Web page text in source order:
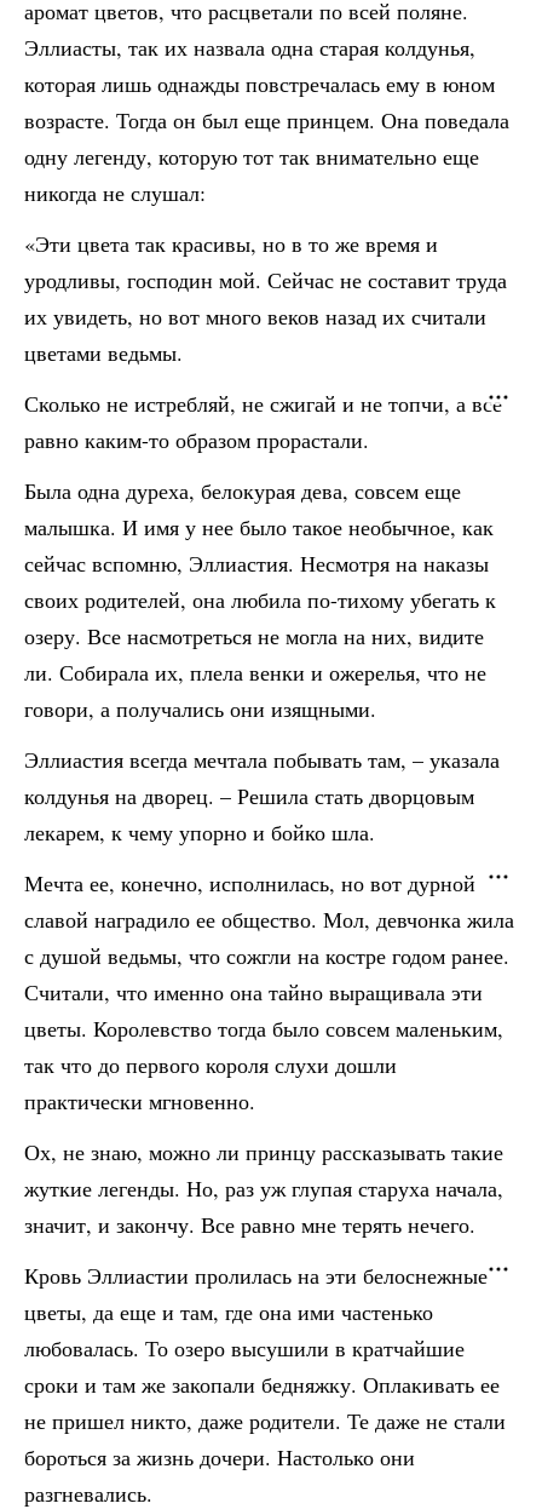
аромат цветов, что расцветали по всей поляне.
Эллиасты, так их назвала одна старая колдунья,
которая лишь однажды повстречалась ему в юном
возрасте. Тогда он был еще принцем. Она поведала
одну легенду, которую тот так внимательно еще
никогда не слушал:
«Эти цвета так красивы, но в то же время и
уродливы, господин мой. Сейчас не составит труда
их увидеть, но вот много веков назад их считали
цветами ведьмы.
Сколько не истребляй, не сжигай и не топчи, а все
равно каким-то образом прорастали.
Была одна дуреха, белокурая дева, совсем еще
малышка. И имя у нее было такое необычное, как
сейчас вспомню, Эллиастия. Несмотря на наказы
своих родителей, она любила по-тихому убегать к
озеру. Все насмотреться не могла на них, видите
ли. Собирала их, плела венки и ожерелья, что не
говори, а получались они изящными.
Эллиастия всегда мечтала побывать там, – указала
колдунья на дворец. – Решила стать дворцовым
лекарем, к чему упорно и бойко шла.
Мечта ее, конечно, исполнилась, но вот дурной
славой наградило ее общество. Мол, девчонка жила
с душой ведьмы, что сожгли на костре годом ранее.
Считали, что именно она тайно выращивала эти
цветы. Королевство тогда было совсем маленьким,
так что до первого короля слухи дошли
практически мгновенно.
Ох, не знаю, можно ли принцу рассказывать такие
жуткие легенды. Но, раз уж глупая старуха начала,
значит, и закончу. Все равно мне терять нечего.
Кровь Эллиастии пролилась на эти белоснежные
цветы, да еще и там, где она ими частенько
любовалась. То озеро высушили в кратчайшие
сроки и там же закопали бедняжку. Оплакивать ее
не пришел никто, даже родители. Те даже не стали
бороться за жизнь дочери. Настолько они
разгневались.